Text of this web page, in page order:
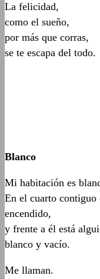
La felicidad,
como el sueño,
por más que corras,
se te escapa del todo.
Blanco
Mi habitación es
En el cuarto contiguo
encendido,
y frente a él está
blanco y vacío.
Me llaman.